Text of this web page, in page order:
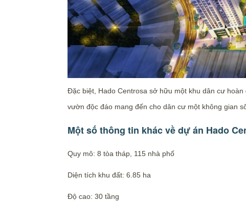
Đặc biệt, Hado Centrosa sở hữu một khu dân cư
vườn độc đáo mang đến cho dân cư một không gian
Một số thông tin khác về dự án Hado
Quy mô: 8 tòa tháp, 115 nhà phố
Diện tích khu đất: 6.85 ha
Độ cao: 30 tầng